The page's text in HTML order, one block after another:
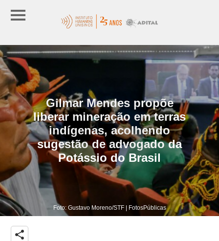
Gilmar Mendes propõe
liberar mineração em terras
indígenas, acolhendo
sugestão de advogado da
Potássio do Brasil
Foto: Gustavo Moreno/STF | FotosPúblicas
share